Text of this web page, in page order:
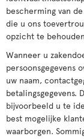
bescherming van
die u ons
opzicht te
Wanneer u
persoonsgegevens
uw naam,
betalingsgegevens.
bijvoorbeeld u te
best mogelijke
waarborgen.